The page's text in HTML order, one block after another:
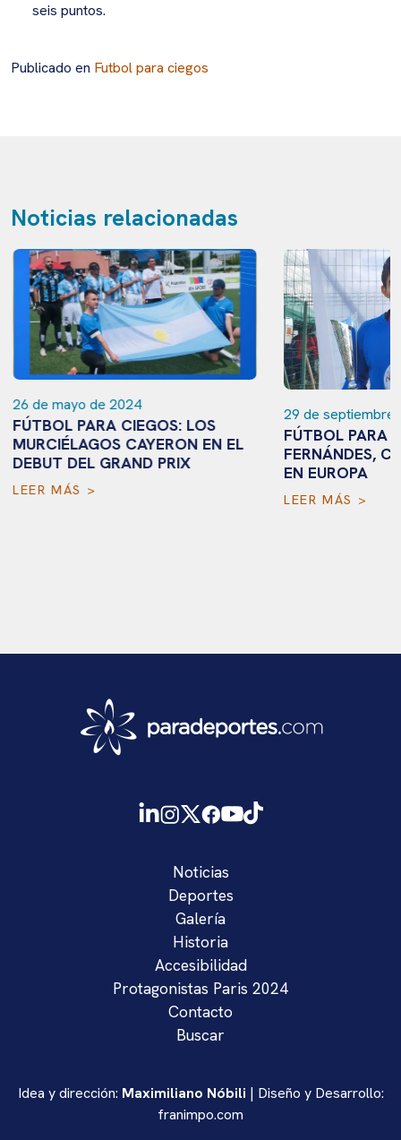
seis puntos.
Publicado en Futbol para ciegos
Noticias relacionadas
26 de mayo de 2024
FÚTBOL PARA CIEGOS: LOS
MURCIÉLAGOS CAYERON EN EL
DEBUT DEL GRAND PRIX
LEER MÁS >
29 de septiembre
FÚTBOL PARA
FERNÁNDES,
EN EUROPA
LEER MÁS >
Noticias
Deportes
Galería
Historia
Accesibilidad
Protagonistas Paris 2024
Contacto
Buscar
Idea y dirección: Maximiliano Nóbili | Diseño y Desarrollo:
franimpo.com